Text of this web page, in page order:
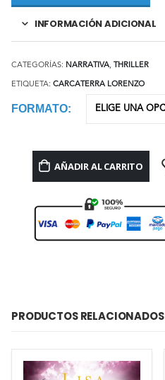
INFORMACIÓN ADICIONAL
CATEGORÍAS: NARRATIVA, THRILLER
ETIQUETA: CARCATERRA LORENZO
FORMATO
AÑADIR AL CARRITO
PRODUCTOS RELACIONADOS